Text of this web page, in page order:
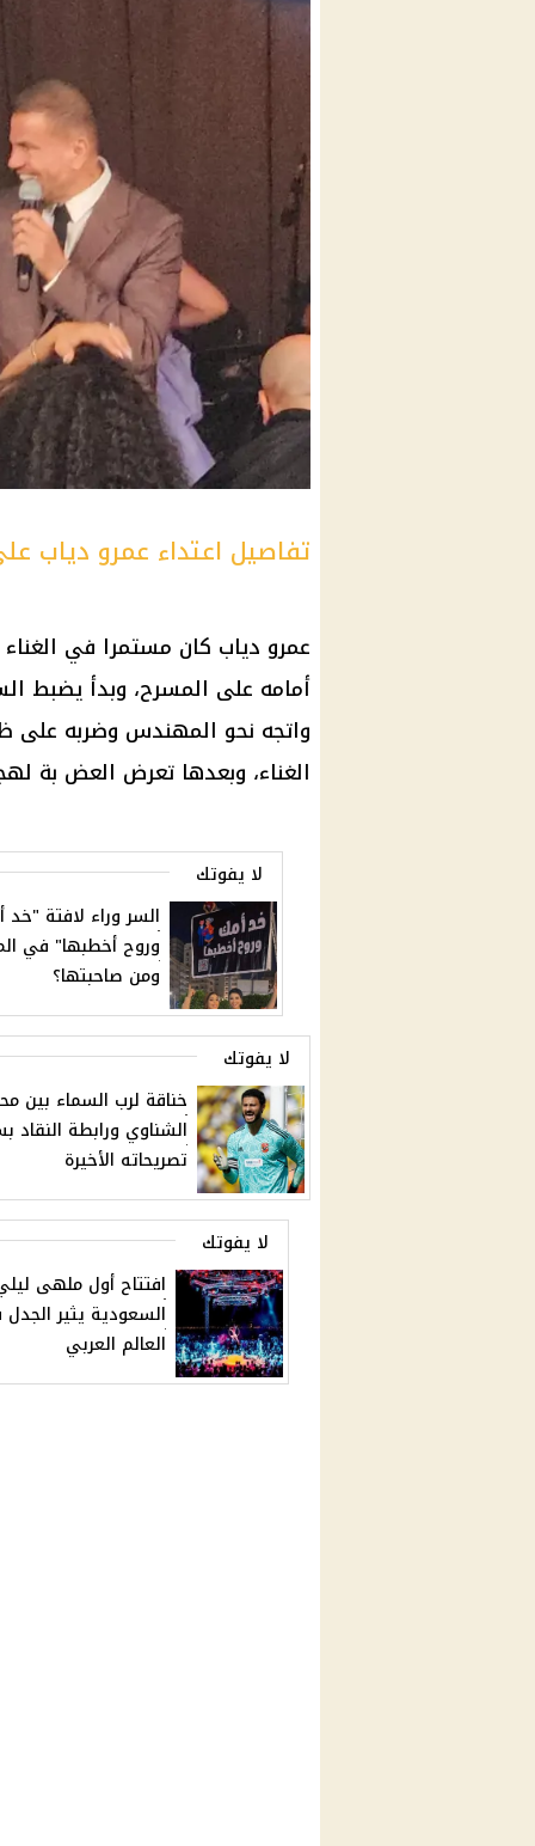
تفاصيل اعتداء عمرو
عمرو دياب كان مستمرا في
أمامه على المسرح، وبدأ يضبط
واتجه نحو المهندس وضربه
الغناء، وبعدها تعرض العض بة
لا يفوتك
السر وراء لافتة "خد
وروح أخطبها" في
ومن صاحبتها؟
لا يفوتك
خناقة لرب السماء بين
الشناوي ورابطة النقاد
تصريحاته الأخيرة
لا يفوتك
افتتاح أول ملهى
السعودية يثير
العالم العربي